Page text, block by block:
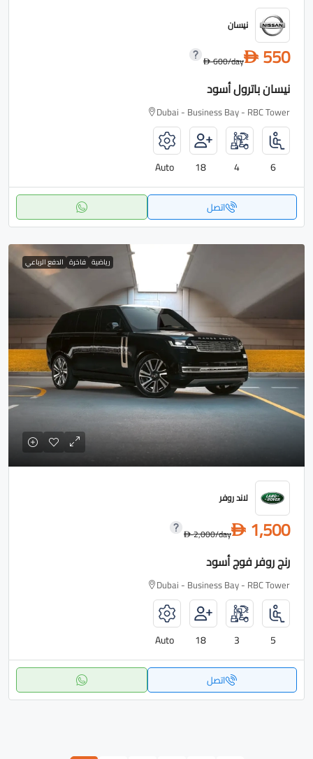
نيسان
D 550
D600/day
نيسان باترول أسود
Dubai - Business Bay - RBC Tower
6
4
18
Auto
اتصل
رياضية فاخرة الدفع الرباعي
لاند روفر
D 1,500
D2,000/day
رنج روفر فوج أسود
Dubai - Business Bay - RBC Tower
5
3
18
Auto
اتصل